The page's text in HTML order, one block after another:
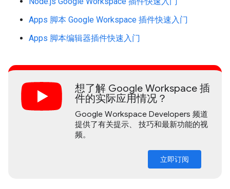
Apps 脚本 Google Workspace 插件快速入门
Apps 脚本编辑器插件快速入门
想了解 Google Workspace 插
件的实际应用情况？
Google Workspace Developers 频道
提供了有关提示、 技巧和最新功能的视
频。
立即订阅